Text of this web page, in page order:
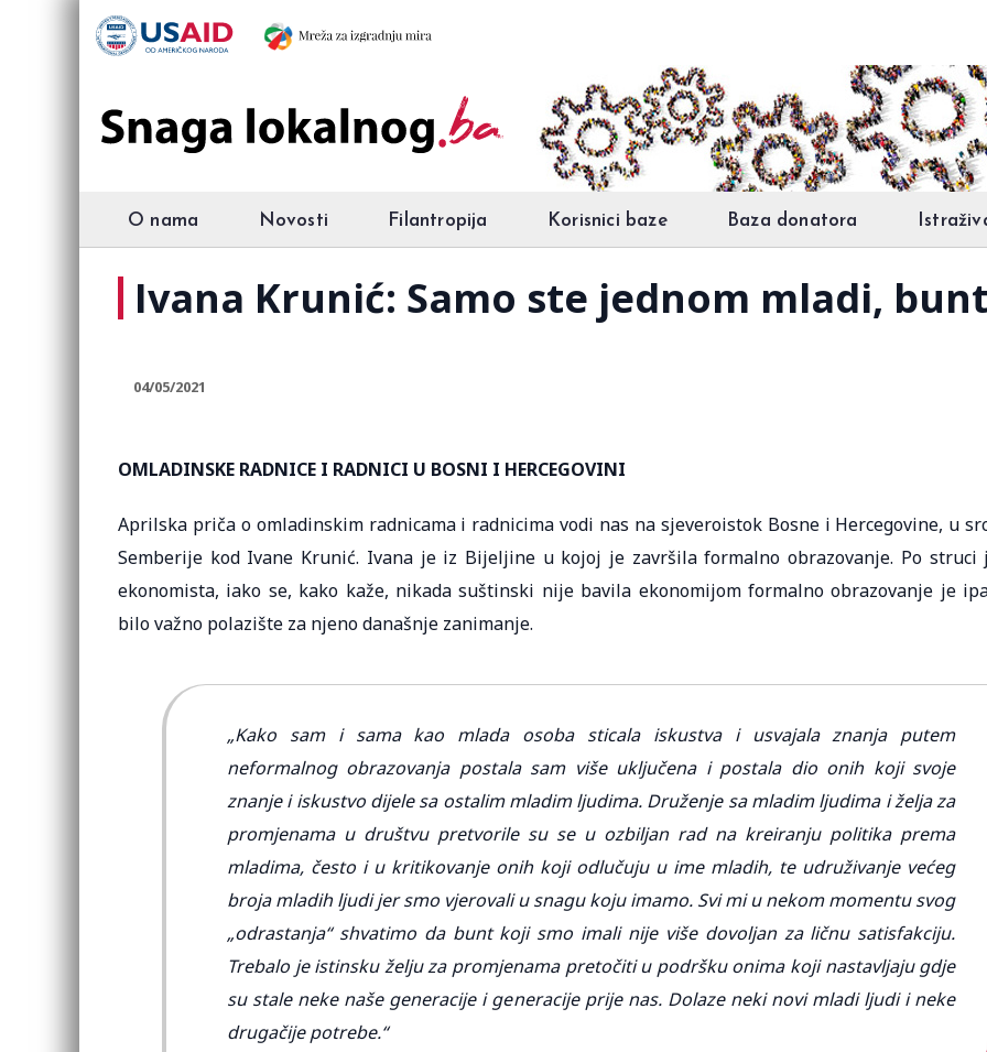
O nama Novosti Filantropija Korisnici baze Baza donatora
Ivana Krunić: Samo ste jednom mladi,
04/05/2021
OMLADINSKE RADNICE I RADNICI U BOSNI I HERCEGOVINI
Aprilska priča o omladinskim radnicama i radnicima vodi nas na sjeveroistok Bosne i Hercegovine, u
Semberije kod Ivane Krunić. Ivana je iz Bijeljine u kojoj je završila formalno obrazovanje. Po struci
ekonomista, iako se, kako kaže, nikada suštinski nije bavila ekonomijom formalno obrazovanje je
bilo važno polazište za njeno današnje zanimanje.
„Kako sam i sama kao mlada osoba sticala iskustva i usvajala znanja putem
neformalnog obrazovanja postala sam više uključena i postala dio onih koji svoje
znanje i iskustvo dijele sa ostalim mladim ljudima. Druženje sa mladim ljudima i želja za
promjenama u društvu pretvorile su se u ozbiljan rad na kreiranju politika prema
mladima, često i u kritikovanje onih koji odlučuju u ime mladih, te udruživanje većeg
broja mladih ljudi jer smo vjerovali u snagu koju imamo. Svi mi u nekom momentu svog
„odrastanja“ shvatimo da bunt koji smo imali nije više dovoljan za ličnu satisfakciju.
Trebalo je istinsku želju za promjenama pretočiti u podršku onima koji nastavljaju gdje
su stale neke naše generacije i generacije prije nas. Dolaze neki novi mladi ljudi i neke
drugačije potrebe.“